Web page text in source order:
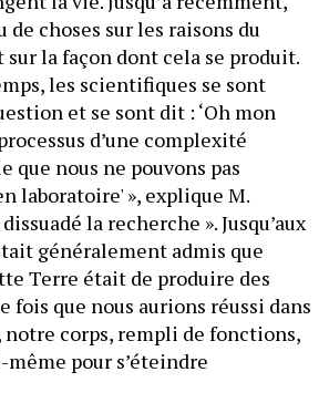
de choses sur les raisons du
la façon dont cela se produit.
les scientifiques se sont
et se sont dit : ‘Oh mon
d’une complexité
que nous ne pouvons pas
laboratoire' », explique M.
la recherche ». Jusqu’aux
généralement admis que
Terre était de produire des
fois que nous aurions réussi dans
corps, rempli de fonctions,
pour s’éteindre